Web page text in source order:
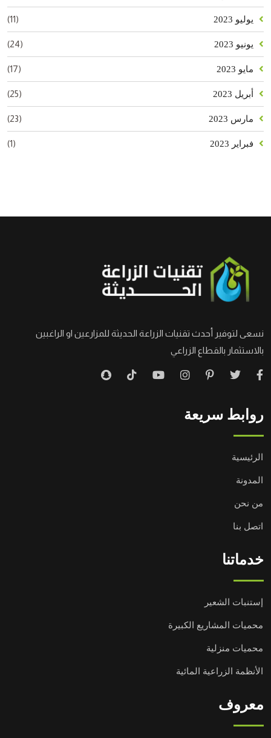
يوليو 2023 (11)
يونيو 2023 (24)
مايو 2023 (17)
أبريل 2023 (25)
مارس 2023 (23)
فبراير 2023 (1)
نسعى لتوفير أحدث تقنيات الزراعة الحديثة للمزارعين او الراغبين
بالاستثمار بالقطاع الزراعي
روابط سريعة
الرئيسية
المدونة
من نحن
اتصل بنا
خدماتنا
إستنبات الشعير
محميات المشاريع الكبيرة
محميات منزلية
الأنظمة الزراعية المائية
معروف